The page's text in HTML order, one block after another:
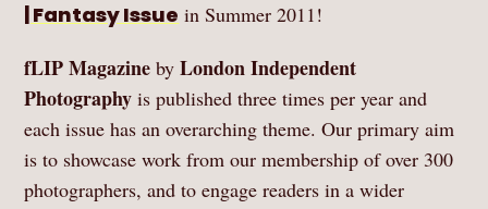
| Fantasy Issue in Summer 2011!
fLIP Magazine byLondon Independent
Photographyis published three times per year and
each issue has an overarching theme. Our primary aim
is to showcase work from our membership of over 300
photographers, and to engage readers in a wider